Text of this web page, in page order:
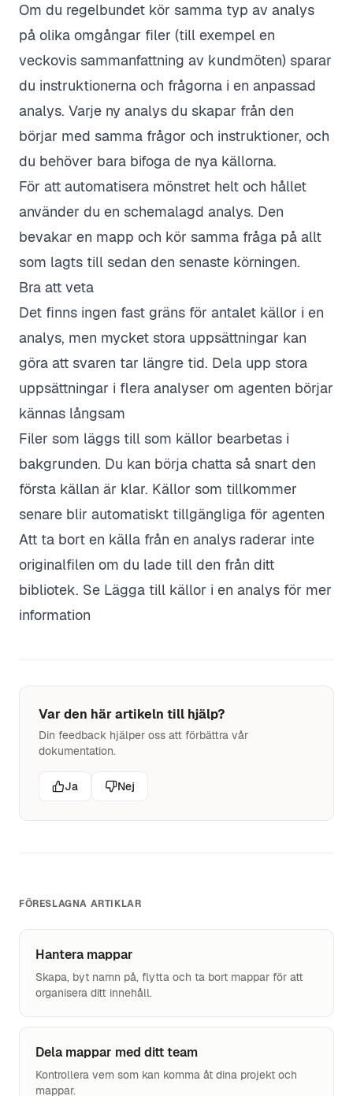
Om du regelbundet kör samma typ av analys
på olika omgångar filer (till exempel en
veckovis sammanfattning av kundmöten) sparar
du instruktionerna och frågorna i en anpassad
analys. Varje ny analys du skapar från den
börjar med samma frågor och instruktioner, och
du behöver bara bifoga de nya källorna.
För att automatisera mönstret helt och hållet
använder du en schemalagd analys. Den
bevakar en mapp och kör samma fråga på allt
som lagts till sedan den senaste körningen.
Bra att veta
Det finns ingen fast gräns för antalet källor i en
analys, men mycket stora uppsättningar kan
göra att svaren tar längre tid. Dela upp stora
uppsättningar i flera analyser om agenten börjar
kännas långsam
Filer som läggs till som källor bearbetas i
bakgrunden. Du kan börja chatta så snart den
första källan är klar. Källor som tillkommer
senare blir automatiskt tillgängliga för agenten
Att ta bort en källa från en analys raderar inte
originalfilen om du lade till den från ditt
bibliotek. Se Lägga till källor i en analys för mer
information
Var den här artikeln till hjälp?
Din feedback hjälper oss att förbättra vår
dokumentation.
Ja Nej
FÖRESLAGNA ARTIKLAR
Hantera mappar
Skapa, byt namn på, flytta och ta bort mappar för att
organisera ditt innehåll.
Dela mappar med ditt team
Kontrollera vem som kan komma åt dina projekt och
mappar.